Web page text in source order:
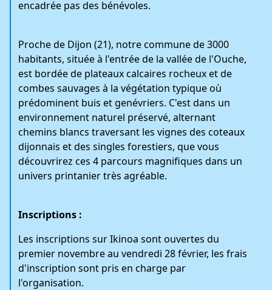
encadrée pas des bénévoles.
Proche de Dijon (21), notre commune de 3000
habitants, située à l'entrée de la vallée de l'Ouche,
est bordée de plateaux calcaires rocheux et de
combes sauvages à la végétation typique où
prédominent buis et genévriers. C'est dans un
environnement naturel préservé, alternant
chemins blancs traversant les vignes des coteaux
dijonnais et des singles forestiers, que vous
découvrirez ces 4 parcours magnifiques dans un
univers printanier très agréable.
Inscriptions :
Les inscriptions sur Ikinoa sont ouvertes du
premier novembre au vendredi 28 février, les frais
d'inscription sont pris en charge par
l'organisation.